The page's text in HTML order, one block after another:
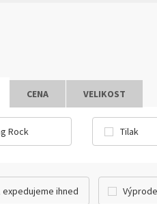
CENA VELIKOST
Rock Tilak
expedujeme ihned